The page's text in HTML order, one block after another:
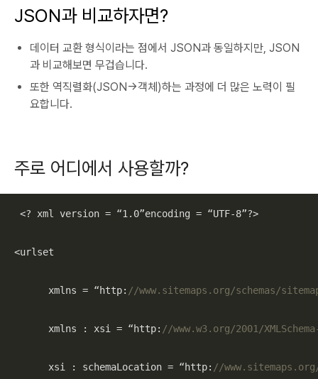
JSON과 비교하자면?
데이터 교환 형식이라는 점에서 JSON과 동일하지만, JSON
과 비교해보면 무겁습니다.
또한 역직렬화(JSON->객체)하는 과정에 더 많은 노력이 필
요합니다.
주로 어디에서 사용할까?
<? xml version = “1.0”encoding = “UTF-8”?>
<urlset
      xmlns = “http:
//www.sitemaps.org/schemas/
      xmlns : xsi = “http:
//www.w3.org/2001/
      xsi : schemaLocation = “http:
//